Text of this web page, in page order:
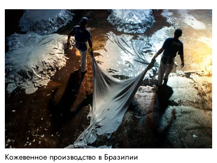
Кожевенное производство в Бразилии